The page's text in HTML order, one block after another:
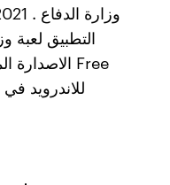
التطبيق لعبة